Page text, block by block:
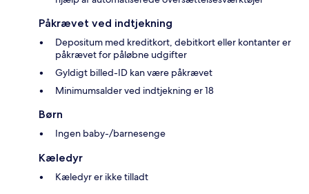
Påkrævet ved indtjekning
Depositum med kreditkort, debitkort eller kontanter er
påkrævet for påløbne udgifter
Gyldigt billed-ID kan være påkrævet
Minimumsalder ved indtjekning er 18
Børn
Ingen baby-/barnesenge
Kæledyr
Kæledyr er ikke tilladt